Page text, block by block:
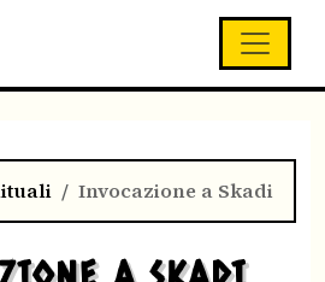
Invocazione a Skadi